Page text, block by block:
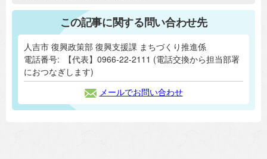
この記事に関する問い合わせ先
人吉市 復興政策部 復興支援課 まちづくり推進係
電話番号:
【代表】0966-22-2111 (電話交換から担当部署
におつなぎします)
メールでお問い合わせ